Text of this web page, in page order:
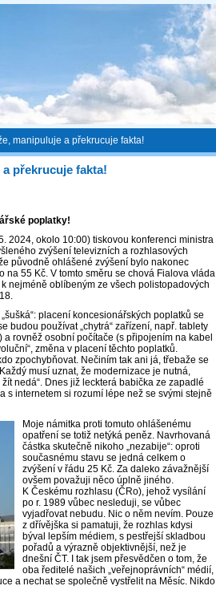
manipuluje a překrucuje fakta!
překrucuje fakta!
poplatky!
2024, okolo 10:00) tiskovou konferenci ministra
zvýšení televizních a rozhlasových
původně ohlášené zvýšení bylo nakonec
na 55 Kč. V tomto směru se chová Fialova vláda
nejméně oblíbeným ze všech polistopadových
placení koncesionářských poplatků se
budou používat „chytrá“ zařízení, např. tablety
rovněž osobní počítače (s připojením na kabel
změna v placení těchto poplatků.
zpochybňovat. Nečiním tak ani já, třebaže se
musí uznat, že modernizace je nutná,
nedá“. Dnes již leckterá babička ze zapadlé
s internetem si rozumí lépe než se svými stejně
Moje námitka proti tomuto ohlášenému
opatření se totiž netýká peněz. Navrhovaná
částka skutečně nikoho „nezabije“: oproti
současnému stavu se jedná celkem o
zvýšení v řádu 25 Kč. Za daleko závažnější
ovšem považuji něco úplně jiného.
K Českému rozhlasu (ČRo), jehož vysílání
po r. 1989 vůbec nesleduji, se vůbec
vyjadřovat nebudu. Nic o něm nevím. Pouze
z dřívějška si pamatuji, že rozhlas kdysi
býval lepším médiem, s pestřejší skladbou
pořadů a výrazně objektivnější, než je
dnešní ČT. I tak jsem přesvědčen o tom, že
oba ředitelé našich „veřejnoprávních“ médií,
a nechat se společně vystřelit na Měsíc. Nikdo